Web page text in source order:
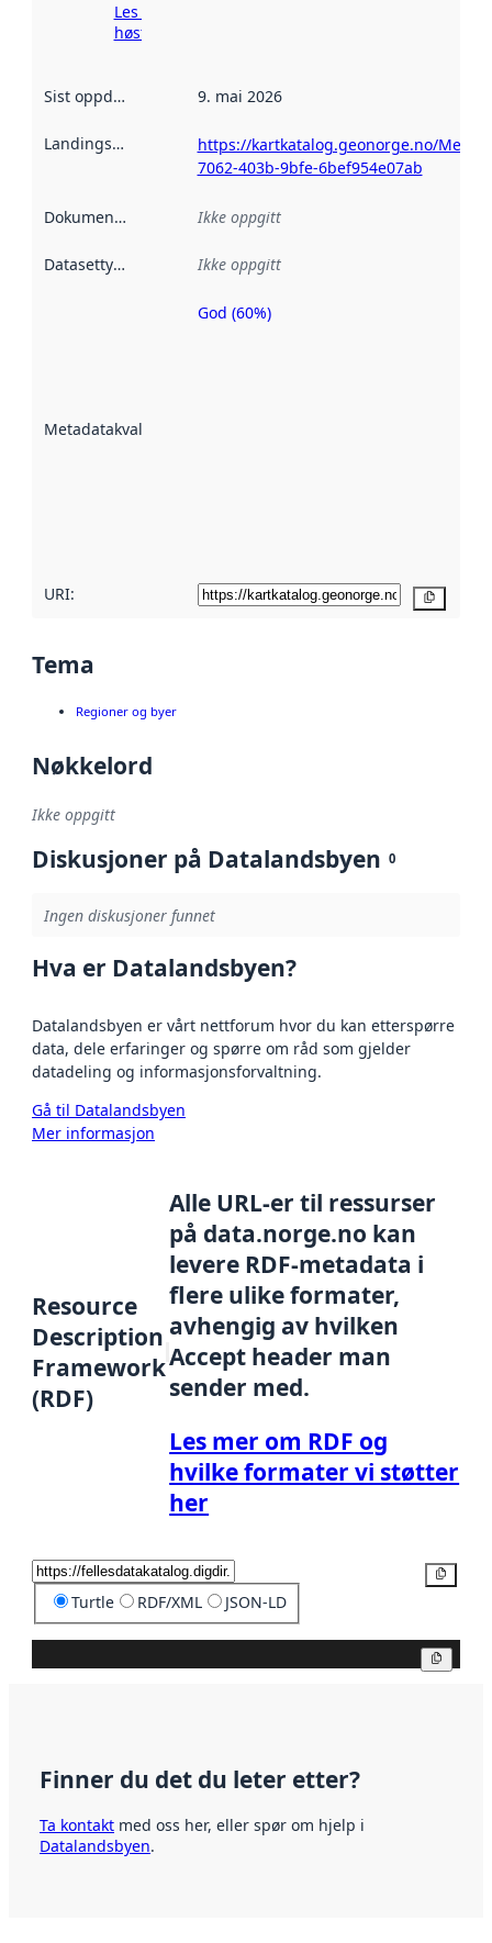
Les mer om
høsting her
Sist oppdatert 9. mai 2026
Landingsside
https://kartkatalog.geonorge.no/
7062-403b-9bfe-6bef954e07ab
Dokumentasjon Ikke oppgitt
Datasettype Ikke oppgitt
Metadatakvalitet
Metadatakvalitet
God (60%)
URI:
Tema
Regioner og byer
Nøkkelord
Ikke oppgitt
Diskusjoner på Datalandsbyen 0
Ingen diskusjoner funnet
Hva er Datalandsbyen?
Datalandsbyen er vårt nettforum hvor du kan etterspørre
data, dele erfaringer og spørre om råd som gjelder
datadeling og informasjonsforvaltning.
Gå til Datalandsbyen
Mer informasjon
Resource
Description
Framework
(RDF)
Alle URL-er til ressurser
på data.norge.no kan
levere RDF-metadata i
flere ulike formater,
avhengig av hvilken
Accept header man
sender med.
Les mer om RDF og
hvilke formater vi støtter
her
Turtle RDF/XML JSON-LD
Finner du det du leter etter?
Ta kontakt med oss her, eller spør om hjelp i
Datalandsbyen.